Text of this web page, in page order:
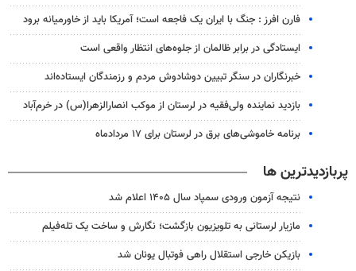
فارن افرز : جنگ با ایران یک فاجعه است؛ آمریکا باید از خاورمیانه برود
ایستادگی در برابر ظالمان از جلوه‌های انتظار واقعی است
خبرنگاران در سنگر تبیین دوشادوش مردم و رزمندگان ایستاده‌اند
بازدید نماینده ولی‌فقیه در لرستان از موکب انصارالزهرا(س) در خرم‌آباد
برنامه خاموشی‌های برق در لرستان برای ۱۷ مردادماه
پربازدیدترین ها
نتیجه آزمون ورودی سمپاد سال ۱۴۰۵ اعلام شد
مازیار لرستانی به تلویزیون بازگشت؛ نگارش و ساخت یک تله‌فیلم
بازیکن خارجی استقلال راهی فوتبال یونان شد